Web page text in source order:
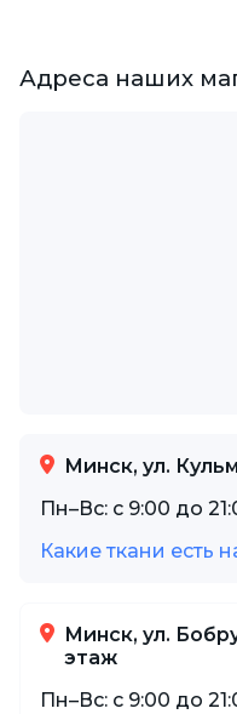
Адреса наших
Минск, ул.
Пн–Вс: с 9:00 до
Какие ткани есть
Минск, ул.
этаж
Пн–Вс: с 9:00 до